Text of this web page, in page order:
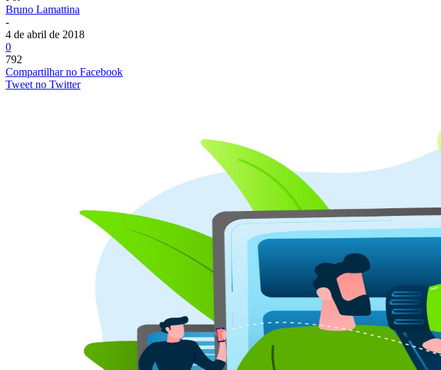
Bruno Lamattina
-
4 de abril de 2018
0
792
Compartilhar no Facebook
Tweet no Twitter